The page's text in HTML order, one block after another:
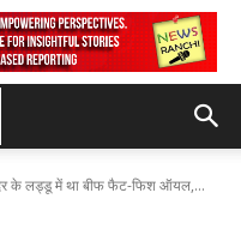
के लड्डू में था बीफ फैट-फिश ऑयल,...